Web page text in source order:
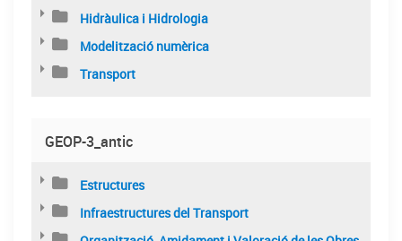
Hidràulica i Hidrologia
Modelització numèrica
Transport
GEOP-3_antic
Estructures
Infraestructures del Transport